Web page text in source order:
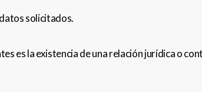
solicitados.
es la existencia de una relación jurídica o